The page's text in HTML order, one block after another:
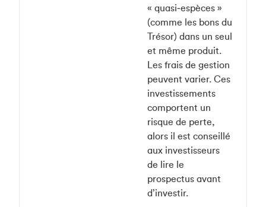
« quasi‑espèces »
(comme les bons du
Trésor) dans un seul
et même produit.
Les frais de gestion
peuvent varier. Ces
investissements
comportent un
risque de perte,
alors il est conseillé
aux investisseurs
de lire le
prospectus avant
d’investir.